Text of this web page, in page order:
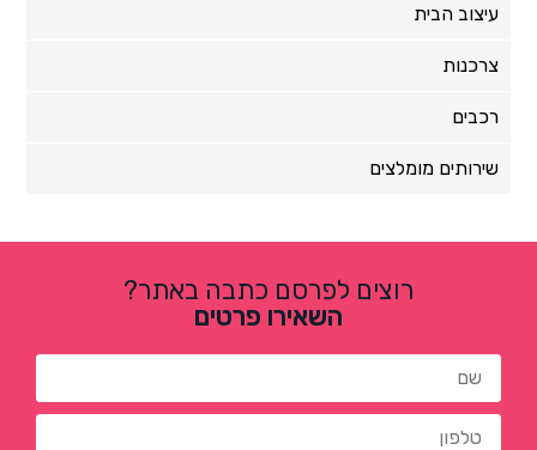
עיצוב הבית
צרכנות
רכבים
שירותים מומלצים
רוצים לפרסם כתבה באתר?
השאירו פרטים